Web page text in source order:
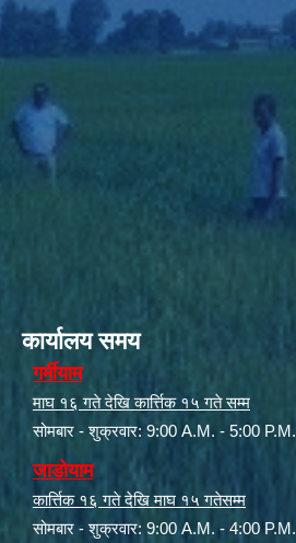
कार्यालय समय
गर्मीयाम
माघ १६ गते देखि कार्त्तिक १५ गते सम्म
सोमबार - शुक्रवार: 9:00 A.M. - 5:00 P.M.
जाडोयाम
कार्त्तिक १६ गते देखि माघ १५ गतेसम्म
सोमबार - शुक्रवार: 9:00 A.M. - 4:00 P.M.